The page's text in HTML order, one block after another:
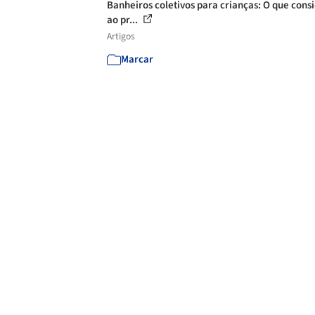
Banheiros coletivos para crianças: O que
ao pr...
Artigos
Marcar